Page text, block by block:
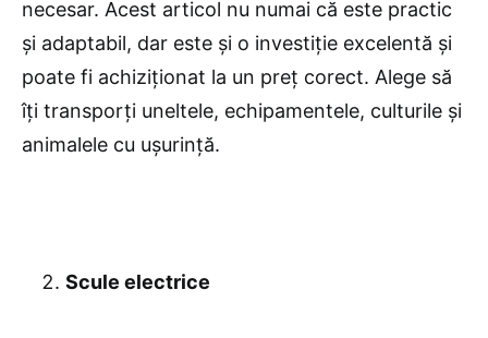
necesar. Acest articol nu numai că este practic
și adaptabil, dar este și o investiție excelentă și
poate fi achiziționat la un preț corect. Alege să
îți transporți uneltele, echipamentele, culturile și
animalele cu ușurință.
Scule electrice